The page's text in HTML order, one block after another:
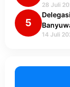
28 Juli
5
14 Juli